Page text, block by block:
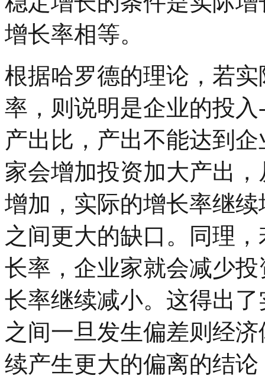
增长率相等。
根据哈罗德的理论，若
率，则说明是企业的投
产出比，产出不能达到
家会增加投资加大产出
增加，实际的增长率继
之间更大的缺口。同理
长率，企业家就会减少
长率继续减小。这得出
之间一旦发生偏差则经
续产生更大的偏离的结